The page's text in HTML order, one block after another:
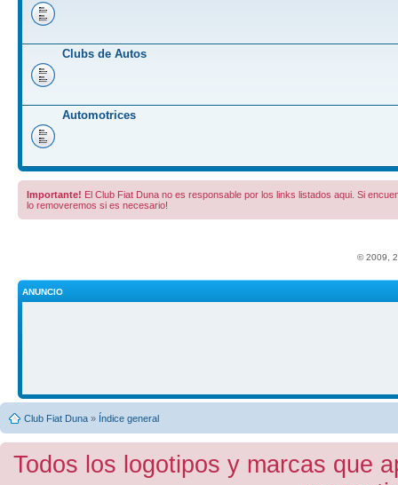
Clubs de Autos
Automotrices
Importante! El Club Fiat Duna no es responsable por los links listados aqui. Si
lo removeremos si es necesario!
© 2009,
ANUNCIO
Club Fiat Duna » Índice general
Todos los logotipos y marcas que